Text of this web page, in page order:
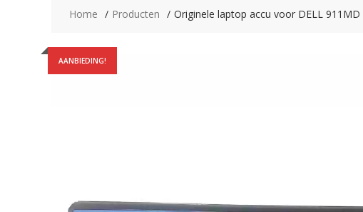
Home Producten Originele laptop accu voor DELL 911MD
AANBIEDING!